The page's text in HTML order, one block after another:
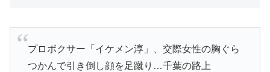
プロボクサー「イケメン淳」、交際女性の胸ぐら
つかんで引き倒し顔を足蹴り…千葉の路上